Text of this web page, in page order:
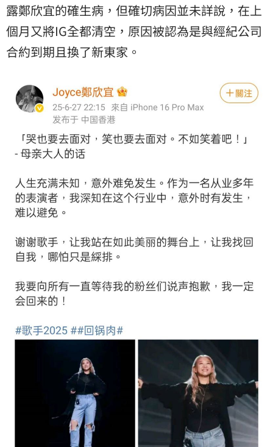
露鄭欣宜的確生病，但確切病因並未詳說，在上
個月又將IG全都清空，原因被認為是與經紀公司
合約到期且換了新東家。